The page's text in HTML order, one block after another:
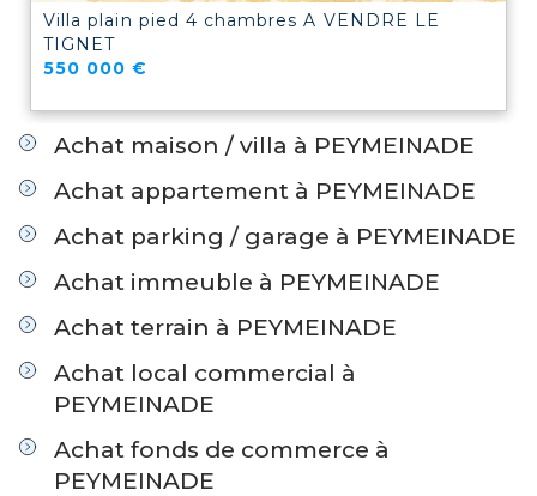
Villa plain pied 4 chambres A VENDRE LE
TIGNET
550 000 €
Achat maison / villa à PEYMEINADE
Achat appartement à PEYMEINADE
Achat parking / garage à PEYMEINADE
Achat immeuble à PEYMEINADE
Achat terrain à PEYMEINADE
Achat local commercial à
PEYMEINADE
Achat fonds de commerce à
PEYMEINADE